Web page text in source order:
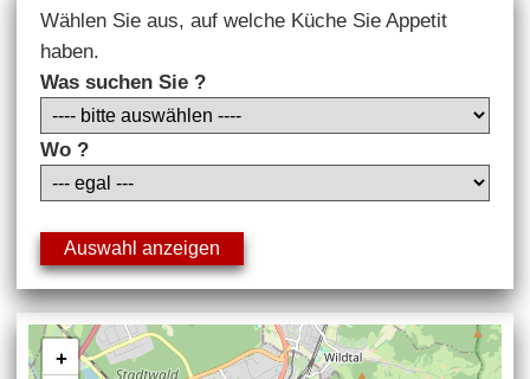
Wählen Sie aus, auf welche Küche Sie Appetit
haben.
Was suchen Sie ?
Wo ?
+